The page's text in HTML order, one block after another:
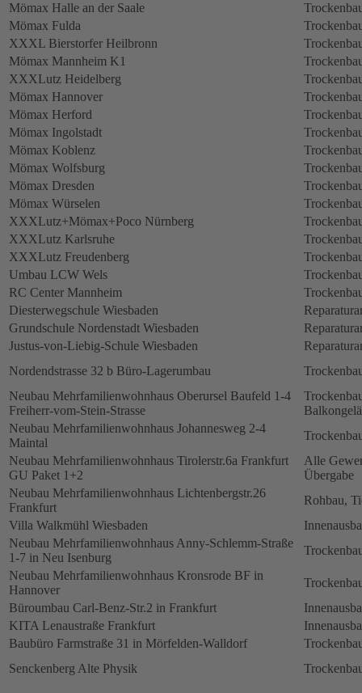
Mömax Halle an der Saale
Mömax Fulda
XXXL Bierstorfer Heilbronn
Mömax Mannheim K1
XXXLutz Heidelberg
Mömax Hannover
Mömax Herford
Mömax Ingolstadt
Mömax Koblenz
Mömax Wolfsburg
Mömax Dresden
Mömax Würselen
XXXLutz+Mömax+Poco Nürnberg
XXXLutz Karlsruhe
XXXLutz Freudenberg
Umbau LCW Wels
RC Center Mannheim
Diesterwegschule Wiesbaden
Grundschule Nordenstadt Wiesbaden
Justus-von-Liebig-Schule Wiesbaden
Nordendstrasse 32 b Büro-Lagerumbau
Neubau Mehrfamilienwohnhaus Oberursel Baufeld 1-4
Freiherr-vom-Stein-Strasse
Neubau Mehrfamilienwohnhaus Johannesweg 2-4
Maintal
Neubau Mehrfamilienwohnhaus Tirolerstr.6a Frankfurt
GU Paket 1+2
Alle
Übergabe
Neubau Mehrfamilienwohnhaus Lichtenbergstr.26
Frankfurt
Rohbau,
Villa Walkmühl Wiesbaden
Neubau Mehrfamilienwohnhaus Anny-Schlemm-Straße
1-7 in Neu Isenburg
Neubau Mehrfamilienwohnhaus Kronsrode BF in
Hannover
Büroumbau Carl-Benz-Str.2 in Frankfurt
KITA Lenaustraße Frankfurt
Baubüro Farmstraße 31 in Mörfelden-Walldorf
Senckenberg Alte Physik